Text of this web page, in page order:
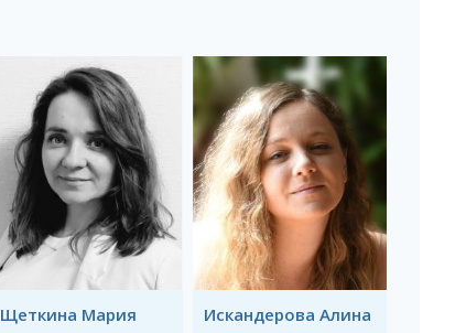
Щеткина Мария Искандерова Алина